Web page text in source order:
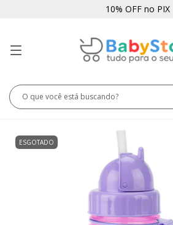
10% OFF no PIX
ESGOTADO